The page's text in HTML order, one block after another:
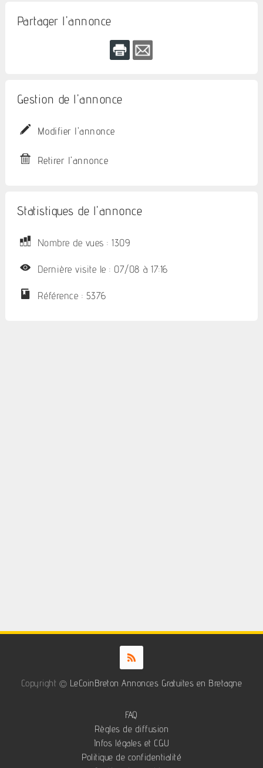
Partager l'annonce
Gestion de l'annonce
Modifier l'annonce
Retirer l'annonce
Statistiques de l'annonce
Nombre de vues : 1309
Dernière visite le : 07/08 à 17:16
Référence : 5376
Copyright © LeCoinBreton Annonces Gratuites en Bretagne
FAQ
Règles de diffusion
Infos légales et CGU
Politique de confidentialité